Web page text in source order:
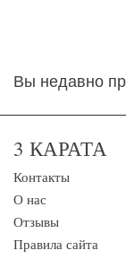
Вы недавно
3 КАРАТА
Контакты
О нас
Отзывы
Правила сайта